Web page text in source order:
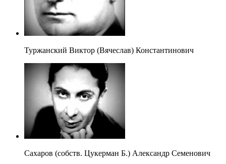
Туржанский Виктор (Вячеслав) Константинович
Сахаров (собств. Цукерман Б.) Александр Семенович